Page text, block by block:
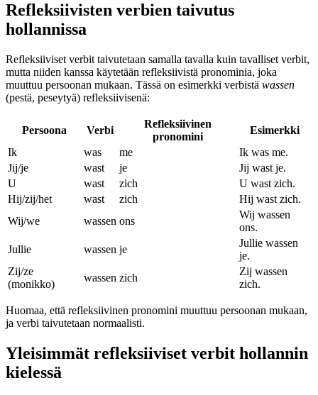
Refleksiivisten verbien taivutus
hollannissa
Refleksiiviset verbit taivutetaan samalla tavalla kuin tavalliset verbit,
mutta niiden kanssa käytetään refleksiivistä pronominia, joka
muuttuu persoonan mukaan. Tässä on esimerkki verbistä wassen
(pestä, peseytyä) refleksiivisenä:
Persoona Verbi
Refleksiivinen
pronomini
Esimerkki
Ik
was me
Ik was me.
Jij/je
wast je
Jij wast je.
U
wast zich
U wast zich.
Hij/zij/het
wast zich
Hij wast zich.
Wij/we
wassen ons
Wij wassen
ons.
Jullie
wassen je
Jullie wassen
je.
Zij/ze
(monikko)
wassen zich
Zij wassen
zich.
Huomaa, että refleksiivinen pronomini muuttuu persoonan mukaan,
ja verbi taivutetaan normaalisti.
Yleisimmät refleksiiviset verbit hollannin
kielessä